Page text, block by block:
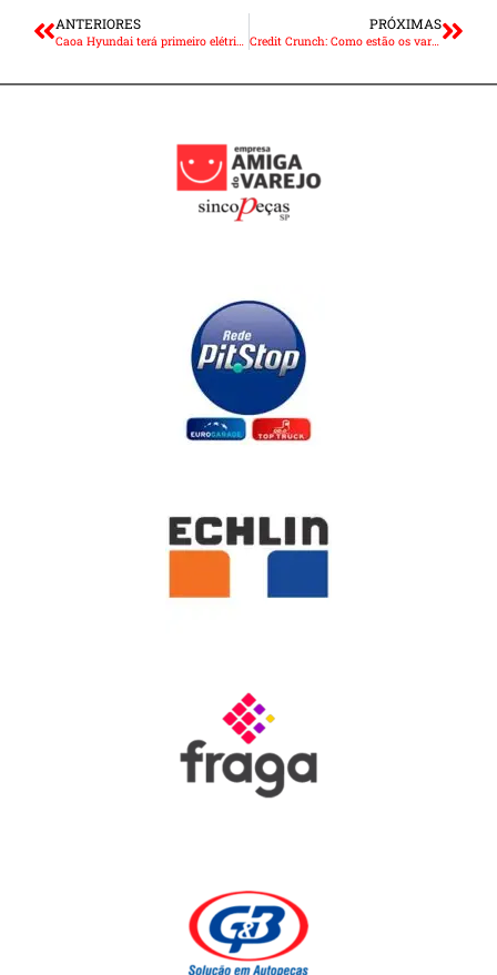
ANTERIORES
Caoa Hyundai terá primeiro elétrico no Brasil este ano
PRÓXIMAS
Credit Crunch: Como estão os varejos de autopeças?